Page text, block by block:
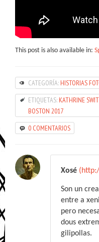
This post is also available in:
CATEGORÍA: HISTORIAS
ETIQUETAS: KATHRINE
BOSTON 2017
0 COMENTARIOS
Xosé
Son un
entre a
pero
dous
gilipollas.